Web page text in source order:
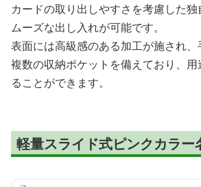
カードの取り出しやすさを考慮した
ムーズな出し入れが可能です。
表面には高級感のある加工が施され、
複数の収納ポケットを備えており、
ることができます。
軽量スライド式ピンクカラー